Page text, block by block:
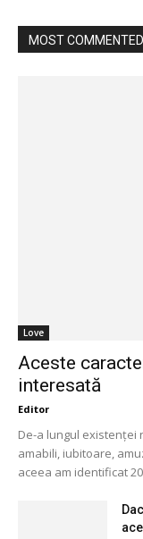
MOST COMMENTED
Love
Aceste
interesată
Editor
De-a lungul existenței
amabili, iubitoare,
aceea am identificat